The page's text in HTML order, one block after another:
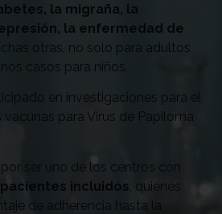
la migraña, la
la enfermedad de
otras, no solo para adultos
casos para niños.
en investigaciones para el
para Virus de Papiloma
ser uno de los centros con
incluidos , quienes
de adherencia hasta la